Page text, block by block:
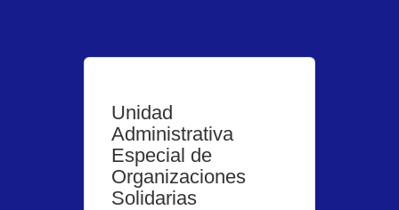
Unidad
Administrativa
Especial de
Organizaciones
Solidarias